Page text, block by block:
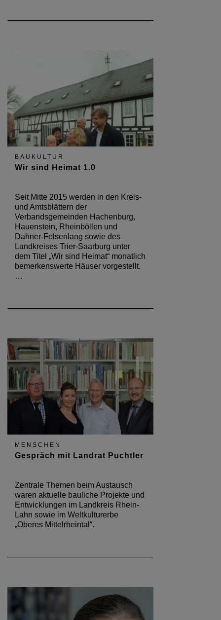
BAUKULTUR
Wir sind Heimat 1.0
Seit Mitte 2015 werden in den Kreis-
und Amtsblättern der
Verbandsgemeinden Hachenburg,
Hauenstein, Rheinböllen und
Dahner-Felsenlang sowie des
Landkreises Trier-Saarburg unter
dem Titel „Wir sind Heimat“ monatlich
bemerkenswerte Häuser vorgestellt.
…
MENSCHEN
Gespräch mit Landrat Puchtler
Zentrale Themen beim Austausch
waren aktuelle bauliche Projekte und
Entwicklungen im Landkreis Rhein-
Lahn sowie im Weltkulturerbe
„Oberes Mittelrheintal“.